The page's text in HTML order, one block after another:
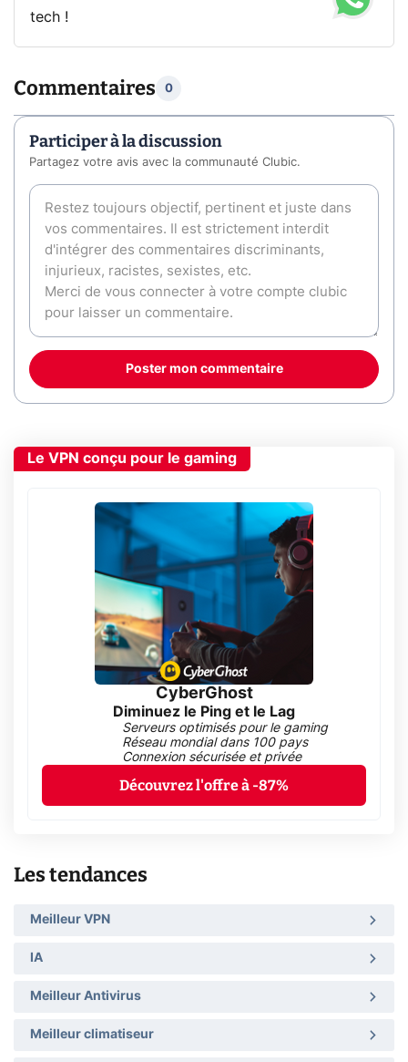
tech !
Commentaires 0
Participer à la discussion
Partagez votre avis avec la communauté Clubic.
Poster mon commentaire
Le VPN conçu pour le gaming
CyberGhost
Diminuez le Ping et le Lag
Serveurs optimisés pour le gaming
Réseau mondial dans 100 pays
Connexion sécurisée et privée
Découvrez l'offre à -87%
Les tendances
Meilleur VPN
IA
Meilleur Antivirus
Meilleur climatiseur